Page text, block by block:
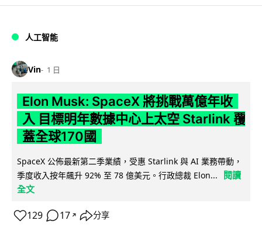
人工智能
Vin 1 日
Elon Musk: SpaceX 將挑戰萬億年收
入 目標明年數據中心上太空 Starlink 覆
蓋全球170國
SpaceX 公佈最新第二季業績，受惠 Starlink 與 AI 業務帶動，
季度收入按年飆升 92% 至 78 億美元。行政總裁 Elon...
閱讀
全文
129 17 ↗ 分享